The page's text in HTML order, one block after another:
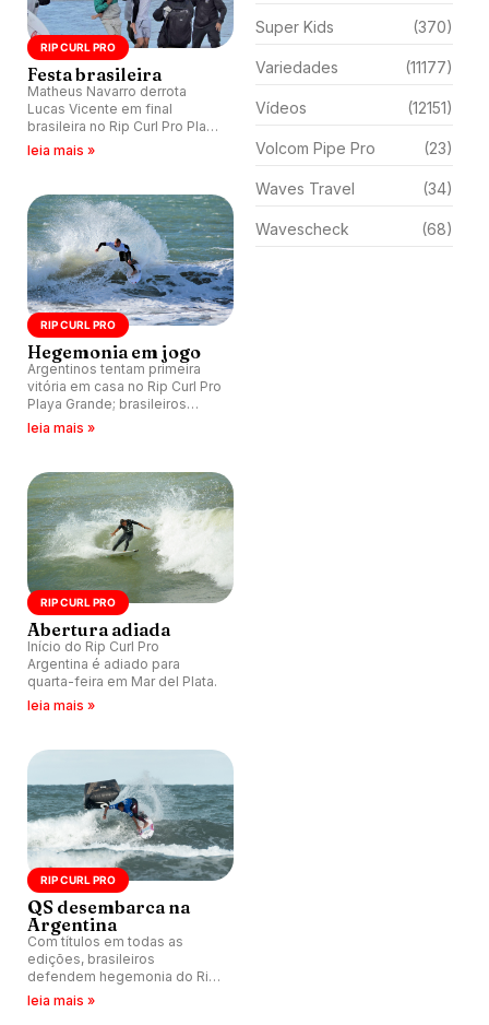
RIP CURL PRO
Festa brasileira
Matheus Navarro derrota
Lucas Vicente em final
brasileira no Rip Curl Pro Playa
Grande.
leia mais »
RIP CURL PRO
Hegemonia em jogo
Argentinos tentam primeira
vitória em casa no Rip Curl Pro
Playa Grande; brasileiros
venceram as seis edições da
leia mais »
RIP CURL PRO
Abertura adiada
Início do Rip Curl Pro
Argentina é adiado para
quarta-feira em Mar del Plata.
leia mais »
RIP CURL PRO
QS desembarca na
Argentina
Com títulos em todas as
edições, brasileiros
defendem hegemonia do Rip
Curl Pro Argentina, QS 1.500
leia mais »
Super Kids (370)
Variedades (11177)
Vídeos (12151)
Volcom Pipe Pro (23)
Waves Travel (34)
Wavescheck (68)